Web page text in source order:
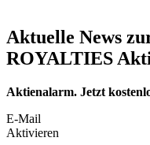
Aktuelle News
ROYALTIES
Aktienalarm. Jetzt
E-Mail
Aktivieren